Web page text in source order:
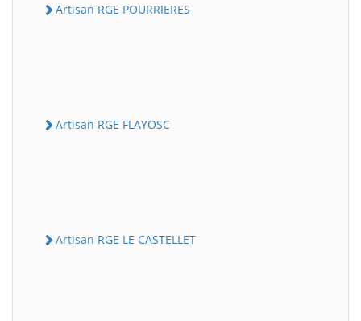
Artisan RGE POURRIERES
Artisan RGE FLAYOSC
Artisan RGE LE CASTELLET